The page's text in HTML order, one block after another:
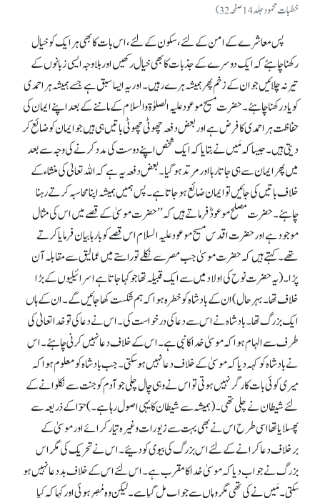
خطبات محمود جلد 14 صفحہ 32)
پس معاشرے کے امن کے لئے، سکون کے لئے، اس بات کا بھی ہر ایک کو خیال
رکھنا چاہئے کہ ایک دوسرے کے جذبات کا بھی خیال رکھیں اور بلا وجہ ایسی زبانوں کے
تیر نہ چلائیں جو ان کے زخم پھر ہمیشہ ہرے رہیں۔ اور یہ ایساسبق ہے جسے ہمیشہ ہر احمدی
کو یاد رکھنا چاہئے۔ حضرت مسیح موعود علیہ الصلوٰۃ والسلام کے ماننے کے بعد اپنے ایمان کی
حفاظت ہر احمدی کا فرض ہے اور بعض دفعہ چھوٹی چھوٹی باتیں ہی ہیں جو ایمان کو ضائع کر
دیتی ہیں۔ جیسا کہ مَیں نے بتایا کہ ایک شخص اپنے دوست کی مددکرنے کی وجہ سے بعد
میں پھر ایمان سے ہی جاتا رہا اور مرتد ہو گیا۔ بعض دفعہ یہ ہے کہ اللہ تعالیٰ کی منشاء کے
خلاف باتیں کی جائیں تو ایمان ضائع ہو جاتا ہے۔ پس ہمیں ہمیشہ اپنا محاسبہ کرتے رہنا
چاہئے۔ حضرت مصلح موعودؓ فرماتے ہیں کہ ’’حضرت موسیٰ کے قصے میں اس کی مثال
موجود ہے اور حضرت اقدس مسیح موعود علیہ السلام اس قصے کو بارہا بیان فرمایا کرتے
تھے۔ کہتے ہیں کہ حضرت موسیٰ جب مصر سے نکلے تو راستے میں عمالیق سے مقابلہ آن
پڑا۔ (یہ حضرت نوح کی اولاد میں سے ایک قبیلہ تھا جو کہا جاتا ہے اسرائیلیوں کے بڑا
خلاف تھا۔ بہرحال) ان کے بادشاہ کو خطرہ ہوا کہ ہم شکست کھا جائیں گے۔ ان کے ہاں
ایک بزرگ تھا۔ بادشاہ نے اس سے دعا کی درخواست کی۔ اس نے دعا کی تو خدا تعالیٰ کی
طرف سے الہام ہوا کہ موسیٰ خدا کا نبی ہے۔ اس کے خلاف دعا نہیں کرنی چاہئے۔ اس
نے بادشاہ کو کہہ دیا کہ موسیٰ کے خلاف دعا نہیں ہو سکتی۔ جب بادشاہ کو معلوم ہوا کہ
میری کوئی بات کارگر نہیں ہوتی تو اس نے وہی چال چلی جو آدم کو جنت سے نکلوانے کے
لئے شیطان نے چلی تھی۔ (ہمیشہ سے شیطان کا یہی اصول رہا ہے۔) حوّا کے ذریعہ سے
پھسلایا تھا اسی طرح اس نے بھی بہت سے زیورات وغیرہ تیار کرائے اور موسیٰ کے
برخلاف دعا کرانے کے لئے اس بزرگ کی بیوی کو دئیے۔ اس نے تحریک کی مگر اس
بزرگ نے جواب دیا کہ موسیٰ خدا کا مقرب ہے۔ اس لئے اس کے خلاف بددعا نہیں ہو
سکتی۔ مَیں نے کی تھی مگر وہاں سے جواب مل گیا ہے۔ لیکن وہ مُصِر ہوئی اور کہا کہ کیا